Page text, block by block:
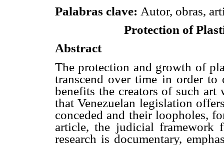
Palabras clave: Autor, obras,
Protection of
Abstract
The protection and growth of
transcend over time in order to
benefits the creators of such art
that Venezuelan legislation
conceded and their loopholes,
article, the judicial framework
research is documentary,